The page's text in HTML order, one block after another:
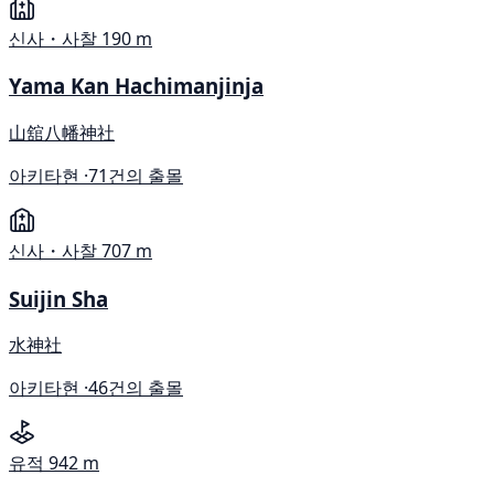
신사・사찰 190 m
Yama Kan Hachimanjinja
山舘八幡神社
아키타현 ·71건의 출몰
신사・사찰707 m
Suijin Sha
水神社
아키타현 ·46건의 출몰
유적 942 m